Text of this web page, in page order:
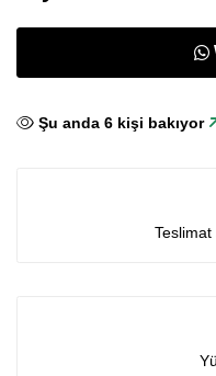
Şu anda 6 kişi bakıyor